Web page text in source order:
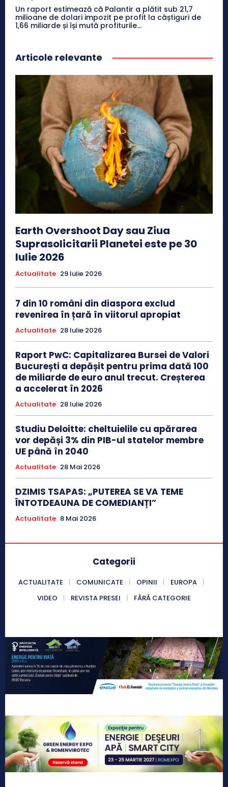
Un raport estimează că Palantir a plătit sub 21,7
milioane de dolari impozit pe profit la câștiguri de
1,66 miliarde și își mută profiturile...
Articole relevante
Earth Overshoot Day sau Ziua
Suprasolicitarii Planetei este pe 30
Iulie 2026
Actualitate 29 Iulie 2026
7 din 10 români din diaspora exclud
revenirea în țară în viitorul apropiat
Actualitate 28 Iulie 2026
Raport PwC: Capitalizarea Bursei de Valori
București a depășit pentru prima dată 100
de miliarde de euro anul trecut. Creșterea
a accelerat în 2026
Actualitate 28 Iulie 2026
Studiu Deloitte: cheltuielile cu apărarea
vor depăși 3% din PIB-ul statelor membre
UE până în 2040
Actualitate 28 Mai 2026
DZIMIS TSAPAS: „PUTEREA SE VA TEME
ÎNTOTDEAUNA DE COMEDIANȚI”
Actualitate 8 Mai 2026
Categorii
ACTUALITATE COMUNICATE OPINII
EUROPA
VIDEO
REVISTA PRESEI FĂRĂ CATEGORIE